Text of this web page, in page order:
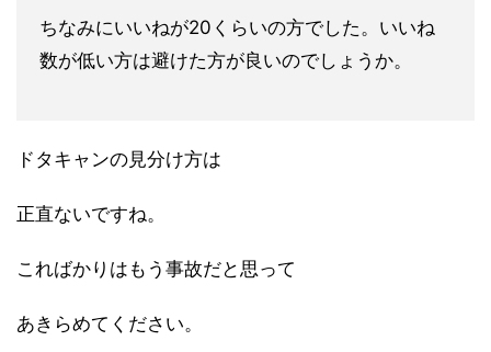
ちなみにいいねが20くらいの方でした。いいね
数が低い方は避けた方が良いのでしょうか。
ドタキャンの見分け方は
正直ないですね。
こればかりはもう事故だと思って
あきらめてください。